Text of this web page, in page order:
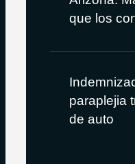
que los
paraplejia
de auto